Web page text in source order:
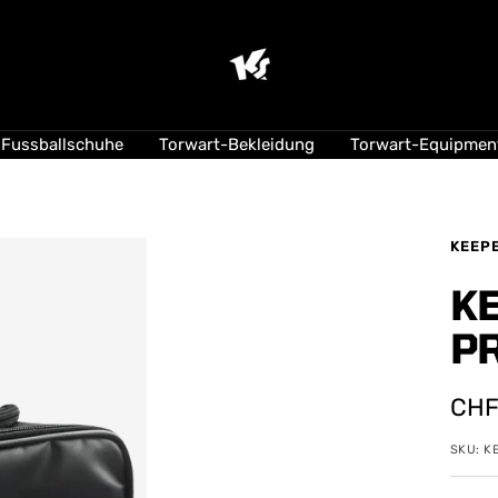
Suisse
Fussballschuhe Torwart-Bekleidung Torwart-
SKU: